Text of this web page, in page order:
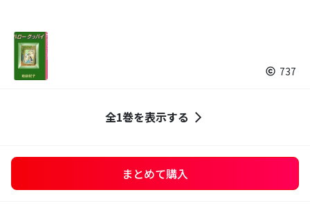
737
全1巻を表示する
まとめて購入